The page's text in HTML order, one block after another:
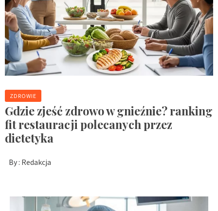
ZDROWIE
Gdzie zjeść zdrowo w gnieźnie? ranking
fit restauracji polecanych przez
dietetyka
By : Redakcja